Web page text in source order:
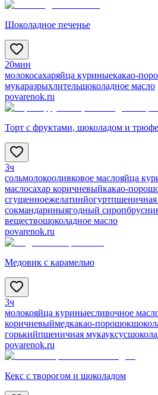
Шоколадное печенье
20мин
молокосахаряйца куриныекакао-
мукаразрыхлительшоколадное масло
povarenok.ru
Торт с фруктами, шоколадом и
3ч
сольмолокооливковое маслояйца
маслосахар коричневыйкакао-
сгущенноежелатинйогуртпшеничная
сокмандариныягодный сироп
веществошоколадное масло
povarenok.ru
Медовик с карамелью
3ч
молокояйца куриныесливочное
коричневыймедкакао-порошок
горькийпшеничная мукауксус
povarenok.ru
Кекс с творогом и шоколадом